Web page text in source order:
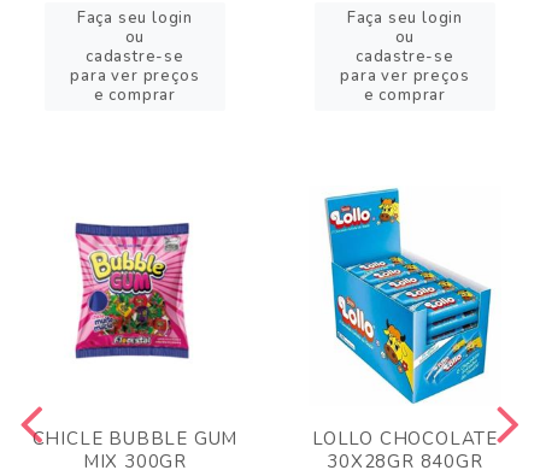
Faça seu login
ou
cadastre-se
para ver preços
e comprar
Faça seu login
ou
cadastre-se
para ver preços
e comprar
CHICLE BUBBLE GUM
MIX 300GR
LOLLO CHOCOLATE
30X28GR 840GR